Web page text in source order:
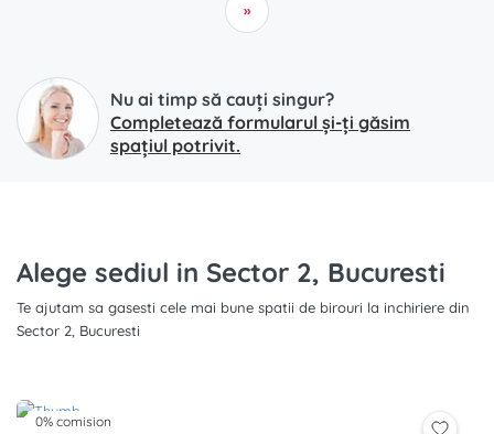
»
Nu ai timp să cauți singur?
Completează formularul și-ți găsim
spațiul potrivit.
Alege sediul in Sector 2, Bucuresti
Te ajutam sa gasesti cele mai bune spatii de birouri la inchiriere din
Sector 2, Bucuresti
0% comision